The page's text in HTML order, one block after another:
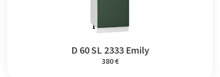
D 60 SL 2333 Emily
380 €